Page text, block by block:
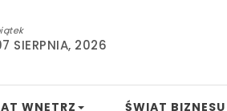
SIERPNIA, 2026
WNĘTRZ ŚWIAT BIZNESU